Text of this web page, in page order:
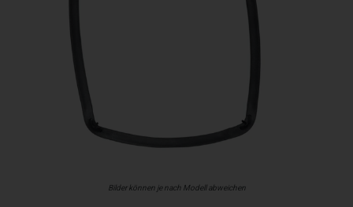
Bilder können je nach Modell abweichen